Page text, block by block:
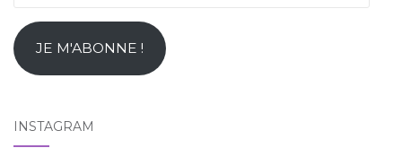
mailJE M'ABONNE !
INSTAGRAM